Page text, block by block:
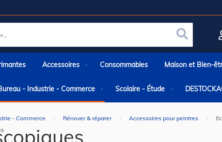
Rechercher
Accessoires Consommables Maison et Bien-
- Industrie - Commerce Scolaire - Étude
- Commerce Rénover & réparer Accessoires pour peintres